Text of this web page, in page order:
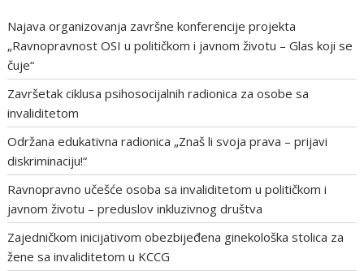
Najava organizovanja završne konferencije projekta
„Ravnopravnost OSI u političkom i javnom životu – Glas koji se
čuje“
Završetak ciklusa psihosocijalnih radionica za osobe sa
invaliditetom
Održana edukativna radionica „Znaš li svoja prava – prijavi
diskriminaciju!“
Ravnopravno učešće osoba sa invaliditetom u političkom i
javnom životu – preduslov inkluzivnog društva
Zajedničkom inicijativom obezbijeđena ginekološka stolica za
žene sa invaliditetom u KCCG